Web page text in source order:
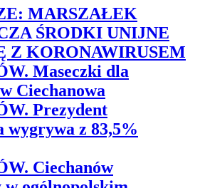
MARSZAŁEK
ŚRODKI UNIJNE
Z KORONAWIRUSEM
Maseczki dla
Ciechanowa
Prezydent
wygrywa z 83,5%
Ciechanów